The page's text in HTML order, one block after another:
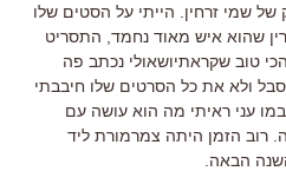
של שמי זרחין. הייתי על הסטים שלו
שהוא איש מאוד נחמד, התסריט
טוב שקראתיושאולי נכתב פה
ולא את כל הסרטים שלו חיבבתי
עני ראיתי מה הוא עושה עם
רוב הזמן היתה צמרמורת ליד
הבאה.